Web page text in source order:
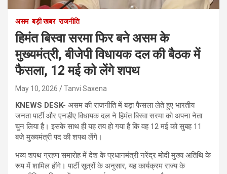
असम बड़ी खबर राजनीति
हिमंत बिस्वा सरमा फिर बने असम के
मुख्यमंत्री, बीजेपी विधायक दल की बैठक में
फैसला, 12 मई को लेंगे शपथ
May 10, 2026 Tanvi Saxena
KNEWS DESK- असम की राजनीति में बड़ा फैसला लेते हुए भारतीय
जनता पार्टी और एनडीए विधायक दल ने हिमंत बिस्वा सरमा को अपना नेता
चुन लिया है। इसके साथ ही यह तय हो गया है कि वह 12 मई को सुबह 11
बजे मुख्यमंत्री पद की शपथ लेंगे।
भव्य शपथ ग्रहण समारोह में देश के प्रधानमंत्री नरेंद्र मोदी मुख्य अतिथि के
रूप में शामिल होंगे। पार्टी सूत्रों के अनुसार, यह कार्यक्रम राज्य के